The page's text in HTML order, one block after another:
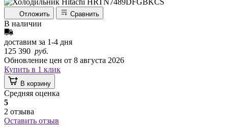
Отложить Сравнить
В наличии
доставим за 1-4 дня
125 390 руб.
Обновление цен от 8 августа 2026
Купить в 1 клик
В корзину
Средняя оценка
5
2 отзыва
Оставить отзыв